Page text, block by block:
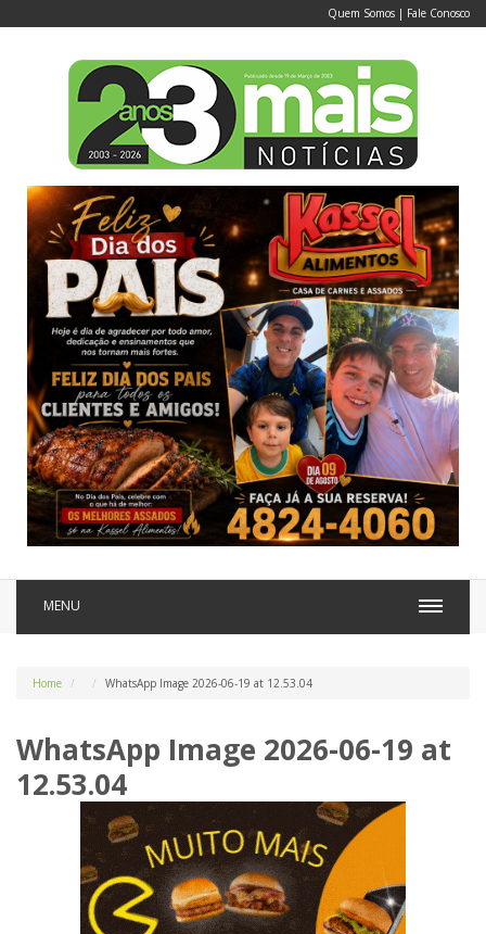
Quem Somos | Fale Conosco
MENU
Home WhatsApp Image 2026-06-19 at 12.53.04
WhatsApp Image 2026-06-19 at
12.53.04